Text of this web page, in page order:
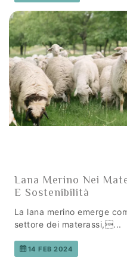
Lana Merino Nei
E Sostenibilità
La lana merino emerge
settore dei materassi,...
14 FEB 2024